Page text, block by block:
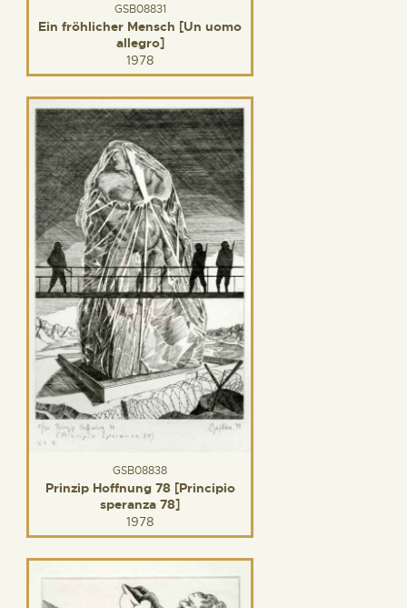
GSB08831
Ein fröhlicher Mensch [Un uomo
allegro]
1978
GSB08838
Prinzip Hoffnung 78 [Principio
speranza 78]
1978